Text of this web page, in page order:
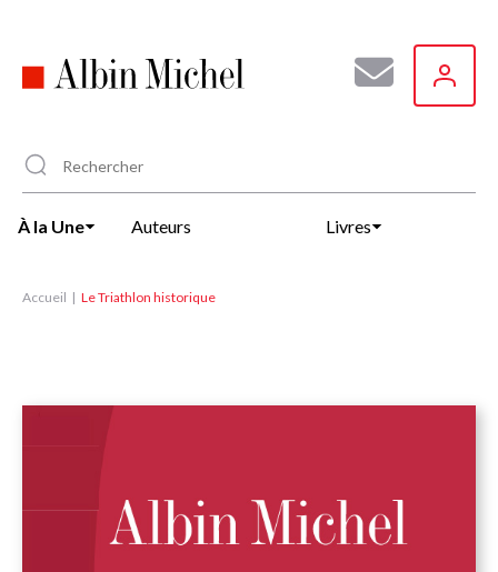
principal
À la Une Auteurs Livres
Accueil Le Triathlon historique